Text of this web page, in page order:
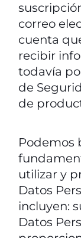
correo
cuenta
recibir
todavía
de
de
Podemos
utilizar y
Datos
incluyen:
Datos